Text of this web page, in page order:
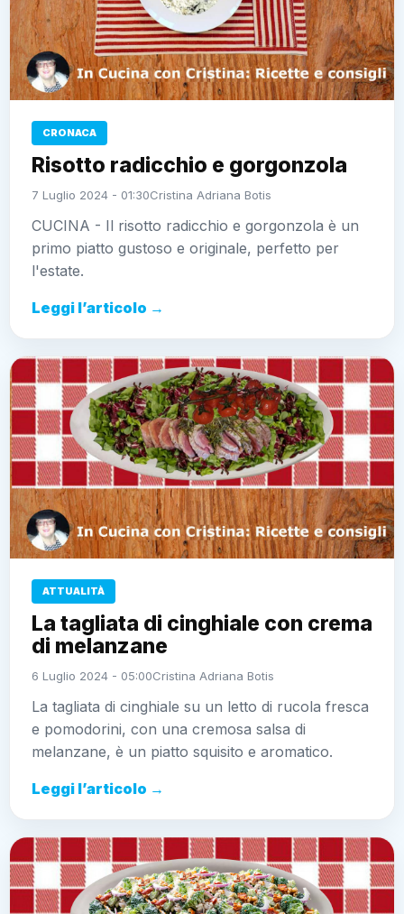
CRONACA
Risotto radicchio e gorgonzola
7 Luglio 2024 - 01:30Cristina Adriana Botis
CUCINA - Il risotto radicchio e gorgonzola è un
primo piatto gustoso e originale, perfetto per
l'estate.
Leggi l’articolo →
ATTUALITÀ
La tagliata di cinghiale con crema
di melanzane
6 Luglio 2024 - 05:00Cristina Adriana Botis
La tagliata di cinghiale su un letto di rucola fresca
e pomodorini, con una cremosa salsa di
melanzane, è un piatto squisito e aromatico.
Leggi l’articolo →